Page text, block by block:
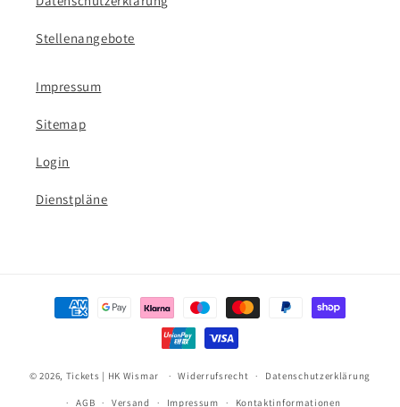
Stellenangebote
Impressum
Sitemap
Login
Dienstpläne
Zahlungsmethoden
© 2026, Tickets | HK Wismar Widerrufsrecht Datenschutzerklärung
AGB Versand Impressum Kontaktinformationen